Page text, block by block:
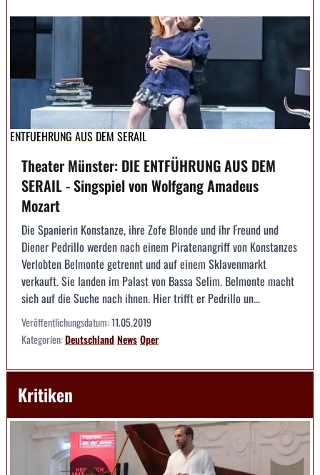
ENTFUEHRUNG AUS DEM SERAIL
Theater Münster: DIE ENTFÜHRUNG AUS DEM
SERAIL - Singspiel von Wolfgang Amadeus
Mozart
Die Spanierin Konstanze, ihre Zofe Blonde und ihr Freund und
Diener Pedrillo werden nach einem Piratenangriff von Konstanzes
Verlobten Belmonte getrennt und auf einem Sklavenmarkt
verkauft. Sie landen im Palast von Bassa Selim. Belmonte macht
sich auf die Suche nach ihnen. Hier trifft er Pedrillo un...
Veröffentlichungsdatum:11.05.2019
Kategorien:DeutschlandNewsOper
Kritiken